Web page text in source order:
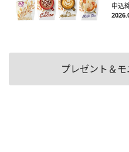
申込
プレゼント＆